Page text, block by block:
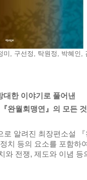
미, 구선정, 탁원정, 박혜인,
한 이야기로 풀어낸
완월회맹연』의 모든 것
알려진 최장편소설
치 등의 요소를 포함하
와 전쟁, 제도와 이념